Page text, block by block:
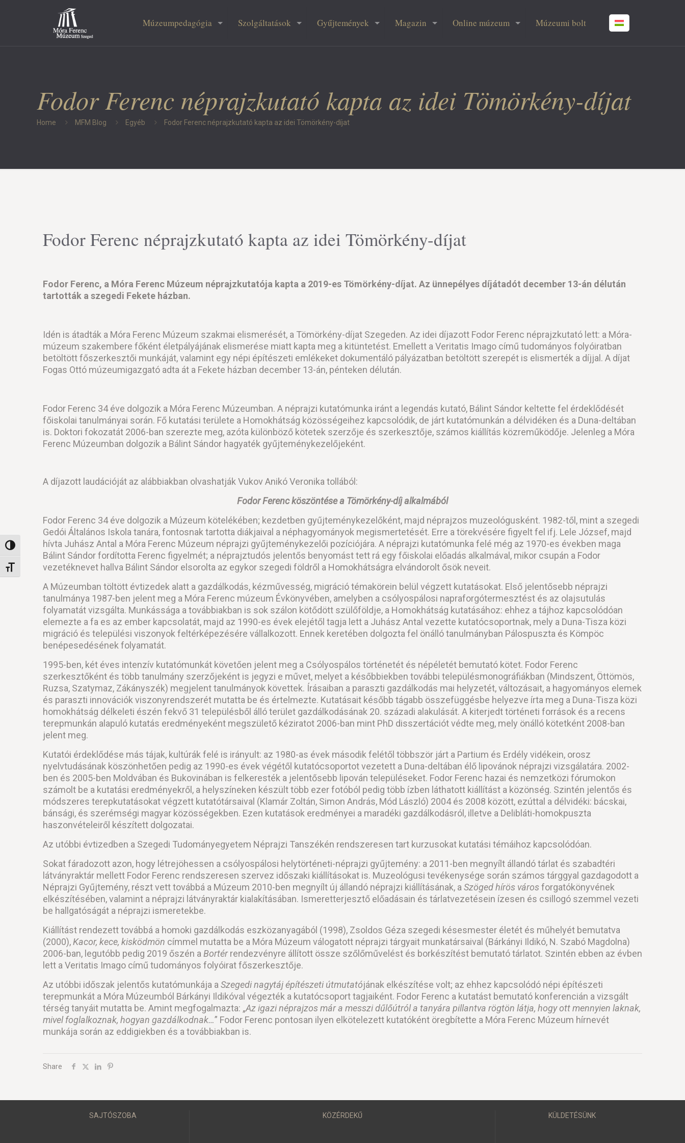
Nagy kontraszt váltása
Betűméret váltása
Múzeumpedagógia Szolgáltatások Gyűjtemények Magazin Online múzeum Múzeumi bolt
Fodor Ferenc néprajzkutató kapta az idei Tömörkény-díjat
Home MFM Blog Egyéb Fodor Ferenc néprajzkutató kapta az idei Tömörkény-díjat
Fodor Ferenc néprajzkutató kapta az idei Tömörkény-díjat
Fodor Ferenc, a Móra Ferenc Múzeum néprajzkutatója kapta a 2019-es Tömörkény-díjat. Az ünnepélyes díjátadót december 13-án délután
tartották a szegedi Fekete házban.
Idén is átadták a Móra Ferenc Múzeum szakmai elismerését, a Tömörkény-díjat Szegeden. Az idei díjazott Fodor Ferenc néprajzkutató lett: a Móra-
múzeum szakembere főként életpályájának elismerése miatt kapta meg a kitüntetést. Emellett a Veritatis Imago című tudományos folyóiratban
betöltött főszerkesztői munkáját, valamint egy népi építészeti emlékeket dokumentáló pályázatban betöltött szerepét is elismerték a díjjal. A díjat
Fogas Ottó múzeumigazgató adta át a Fekete házban december 13-án, pénteken délután.
Fodor Ferenc 34 éve dolgozik a Móra Ferenc Múzeumban. A néprajzi kutatómunka iránt a legendás kutató, Bálint Sándor keltette fel érdeklődését
főiskolai tanulmányai során. Fő kutatási területe a Homokhátság közösségeihez kapcsolódik, de járt kutatómunkán a délvidéken és a Duna-deltában
is. Doktori fokozatát 2006-ban szerezte meg, azóta különböző kötetek szerzője és szerkesztője, számos kiállítás közreműködője. Jelenleg a Móra
Ferenc Múzeumban dolgozik a Bálint Sándor hagyaték gyűjteménykezelőjeként.
A díjazott laudációját az alábbiakban olvashatják Vukov Anikó Veronika tollából:
Fodor Ferenc köszöntése a Tömörkény-díj alkalmából
Fodor Ferenc 34 éve dolgozik a Múzeum kötelékében; kezdetben gyűjteménykezelőként, majd néprajzos muzeológusként. 1982-től, mint a szegedi
Gedói Általános Iskola tanára, fontosnak tartotta diákjaival a néphagyományok megismertetését. Erre a törekvésére figyelt fel ifj. Lele József, majd
hívta Juhász Antal a Móra Ferenc Múzeum néprajzi gyűjteménykezelői pozíciójára. A néprajzi kutatómunka felé még az 1970-es években maga
Bálint Sándor fordította Ferenc figyelmét; a néprajztudós jelentős benyomást tett rá egy főiskolai előadás alkalmával, mikor csupán a Fodor
vezetéknevet hallva Bálint Sándor elsorolta az egykor szegedi földről a Homokhátságra elvándorolt ősök neveit.
A Múzeumban töltött évtizedek alatt a gazdálkodás, kézművesség, migráció témakörein belül végzett kutatásokat. Első jelentősebb néprajzi
tanulmánya 1987-ben jelent meg a Móra Ferenc múzeum Évkönyvében, amelyben a csólyospálosi napraforgótermesztést és az olajsutulás
folyamatát vizsgálta. Munkássága a továbbiakban is sok szálon kötődött szülőföldje, a Homokhátság kutatásához: ehhez a tájhoz kapcsolódóan
elemezte a fa es az ember kapcsolatát, majd az 1990-es évek elejétől tagja lett a Juhász Antal vezette kutatócsoportnak, mely a Duna-Tisza közi
migráció és települési viszonyok feltérképezésére vállalkozott. Ennek keretében dolgozta fel önálló tanulmányban Pálospuszta és Kömpöc
benépesedésének folyamatát.
1995-ben, két éves intenzív kutatómunkát követően jelent meg a Csólyospálos történetét és népéletét bemutató kötet. Fodor Ferenc
szerkesztőként és több tanulmány szerzőjeként is jegyzi e művet, melyet a későbbiekben további településmonográfiákban (Mindszent, Öttömös,
Ruzsa, Szatymaz, Zákányszék) megjelent tanulmányok követtek. Írásaiban a paraszti gazdálkodás mai helyzetét, változásait, a hagyományos elemek
és paraszti innovációk viszonyrendszerét mutatta be és értelmezte. Kutatásait később tágabb összefüggésbe helyezve írta meg a Duna-Tisza közi
homokhátság délkeleti észén fekvő 31 településből álló terület gazdálkodásának 20. századi alakulását. A kiterjedt történeti források és a recens
terepmunkán alapuló kutatás eredményeként megszülető kéziratot 2006-ban mint PhD disszertációt védte meg, mely önálló kötetként 2008-ban
jelent meg.
Kutatói érdeklődése más tájak, kultúrák felé is irányult: az 1980-as évek második felétől többször járt a Partium és Erdély vidékein, orosz
nyelvtudásának köszönhetően pedig az 1990-es évek végétől kutatócsoportot vezetett a Duna-deltában élő lipovánok néprajzi vizsgálatára. 2002-
ben és 2005-ben Moldvában és Bukovinában is felkeresték a jelentősebb lipován településeket. Fodor Ferenc hazai és nemzetközi fórumokon
számolt be a kutatási eredményekről, a helyszíneken készült több ezer fotóból pedig több ízben láthatott kiállítást a közönség. Szintén jelentős és
módszeres terepkutatásokat végzett kutatótársaival (Klamár Zoltán, Simon András, Mód László) 2004 és 2008 között, ezúttal a délvidéki: bácskai,
bánsági, és szerémségi magyar közösségekben. Ezen kutatások eredményei a maradéki gazdálkodásról, illetve a Delibláti-homokpuszta
haszonvételeiről készített dolgozatai.
Az utóbbi évtizedben a Szegedi Tudományegyetem Néprajzi Tanszékén rendszeresen tart kurzusokat kutatási témáihoz kapcsolódóan.
Sokat fáradozott azon, hogy létrejöhessen a csólyospálosi helytörténeti-néprajzi gyűjtemény: a 2011-ben megnyílt állandó tárlat és szabadtéri
látványraktár mellett Fodor Ferenc rendszeresen szervez időszaki kiállításokat is. Muzeológusi tevékenysége során számos tárggyal gazdagodott a
Néprajzi Gyűjtemény, részt vett továbbá a Múzeum 2010-ben megnyílt új állandó néprajzi kiállításának, a Szöged hírös városforgatókönyvének
elkészítésében, valamint a néprajzi látványraktár kialakításában. Ismeretterjesztő előadásain és tárlatvezetésein ízesen és csillogó szemmel vezeti
be hallgatóságát a néprajzi ismeretekbe.
Kiállítást rendezett továbbá a homoki gazdálkodás eszközanyagából (1998), Zsoldos Géza szegedi késesmester életét és műhelyét bemutatva
(2000),Kacor, kece, kisködmön címmel mutatta be a Móra Múzeum válogatott néprajzi tárgyait munkatársaival (Bárkányi Ildikó, N. Szabó Magdolna)
2006-ban, legutóbb pedig 2019 őszén a Bortérrendezvényre állított össze szőlőművelést és borkészítést bemutató tárlatot. Szintén ebben az évben
lett a Veritatis Imago című tudományos folyóirat főszerkesztője.
Az utóbbi időszak jelentős kutatómunkája a Szegedi nagytáj építészeti útmutatójának elkészítése volt; az ehhez kapcsolódó népi építészeti
terepmunkát a Móra Múzeumból Bárkányi Ildikóval végezték a kutatócsoport tagjaiként. Fodor Ferenc a kutatást bemutató konferencián a vizsgált
térség tanyáit mutatta be. Amint megfogalmazta: „Az igazi néprajzos már a messzi dűlőútról a tanyára pillantva rögtön látja, hogy ott mennyien laknak,
mivel foglalkoznak, hogyan gazdálkodnak…” Fodor Ferenc pontosan ilyen elkötelezett kutatóként öregbítette a Móra Ferenc Múzeum hírnevét
munkája során az eddigiekben és a továbbiakban is.
Share
SAJTÓSZOBA KÖZÉRDEKŰ KÜLDETÉSÜNK